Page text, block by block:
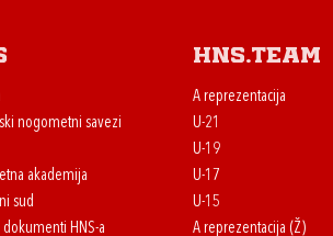
nogometni savezi
akademija
sud
dokumenti HNS-a
HNS.team
A reprezentacija
U-21
U-19
U-17
U-15
A reprezentacija (Ž)